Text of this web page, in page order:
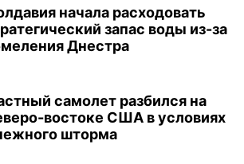
начала расходовать
запас воды из-за
Днестра
самолет разбился на
востоке США в условиях
шторма